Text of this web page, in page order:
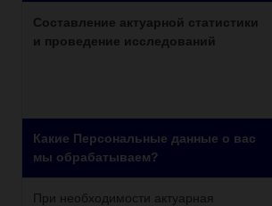
Составление актуарной статистики
и проведение исследований
Какие Персональные данные о вас
мы обрабатываем?
При необходимости актуарная